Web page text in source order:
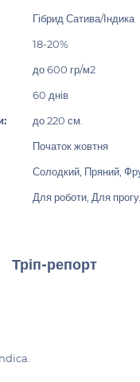
Гібрид Сатива/Індика
18-20%
до 600 гр/м2
60 днів
до 220 см.
Початок жовтня
Солодкий, Пряний,
Для роботи, Для
Тріп-репорт